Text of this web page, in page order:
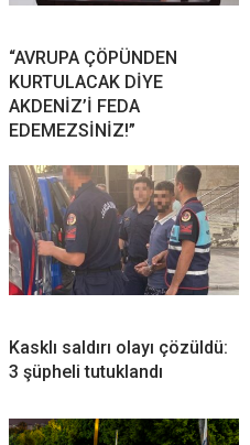
“AVRUPA ÇÖPÜNDEN
KURTULACAK DİYE
AKDENİZ’İ FEDA
EDEMEZSİNİZ!”
Kasklı saldırı olayı çözüldü:
3 şüpheli tutuklandı